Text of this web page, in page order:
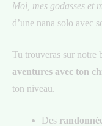
Moi, mes godasses et
d’une nana solo avec
Tu trouveras sur notre
aventures avec ton
ton niveau.
Des